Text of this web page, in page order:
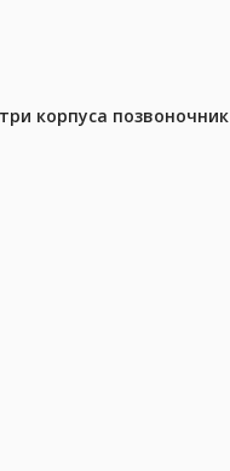
корпуса позвоночник